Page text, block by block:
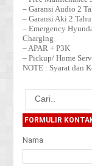
– Garansi Audio 2
– Garansi Aki 2
– Emergency
Charging
– APAR + P3K
– Pickup/ Home
NOTE : Syarat dan
FORMULIR
Nama